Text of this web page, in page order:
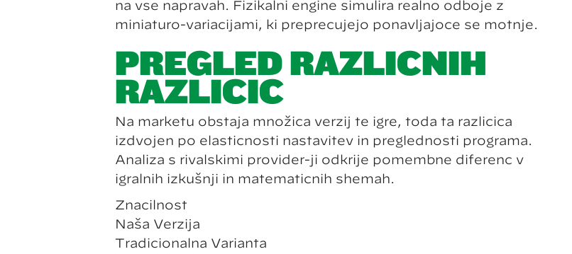
na vse napravah. Fizikalni engine simulira realno odboje z
miniaturo-variacijami, ki preprečujejo ponavljajoče se motnje.
PREGLED RAZLIČNIH
RAZLIČIC
Na marketu obstaja množica verzij te igre, toda ta različica
izdvojen po elastičnosti nastavitev in preglednosti programa.
Analiza s rivalskimi provider-ji odkrije pomembne diferenc v
igralnih izkušnji in matematičnih shemah.
Značilnost
Naša Verzija
Tradicionalna Varianta